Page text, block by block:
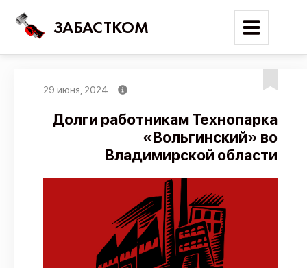
ЗАБАСТКОМ
Поиск
Новости
Карта событий
Трудовые конфликты
Отчеты
Предложить публикацию
29 июня, 2024
Долги работникам Технопарка
«Вольгинский» во
Владимирской области